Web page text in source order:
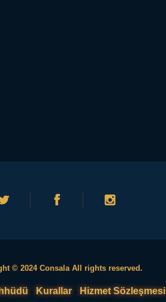
© 2024 Consala All rights reserved.
- Kurallar- Hizmet Sözleşmesi